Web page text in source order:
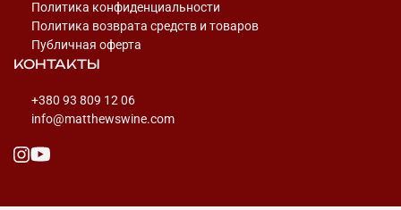
Политика конфиденциальности
Политика возврата средств и товаров
Публичная оферта
КОНТАКТЫ
+380 93 809 12 06
info@matthewswine.com